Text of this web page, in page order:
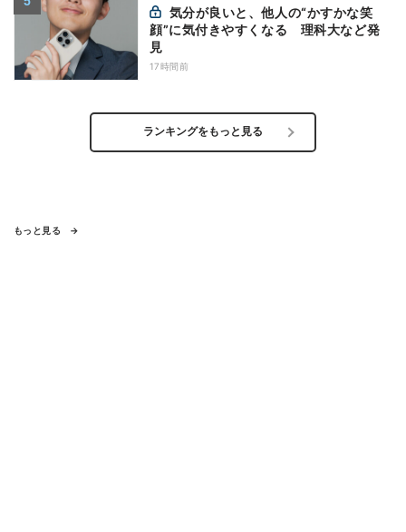
顔”に気付きやすくなる 理科大など発
見
17時間前
ランキングをもっと見る
もっと見る